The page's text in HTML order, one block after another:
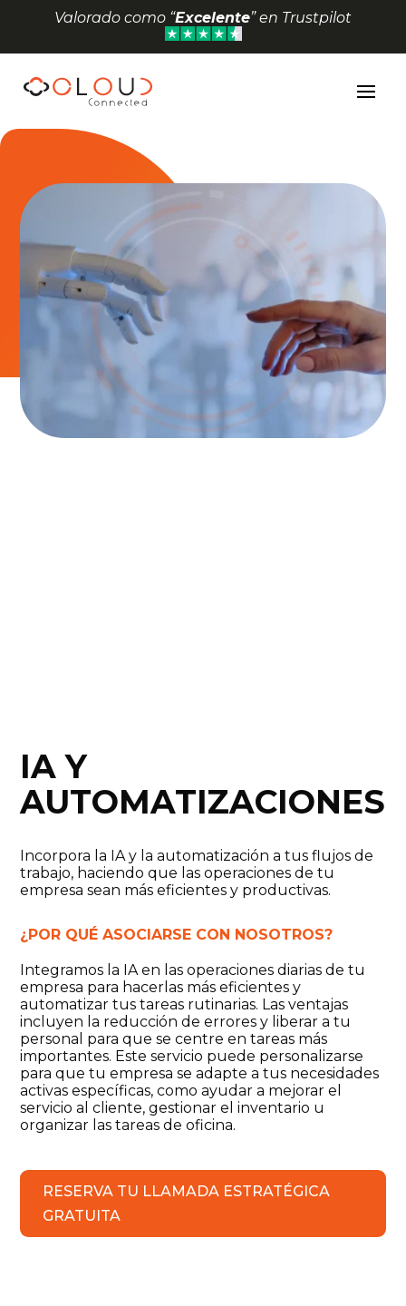
Valorado como “Excelente” en Trustpilot
IA Y
AUTOMATIZACIONES
Incorpora la IA y la automatización a tus flujos de
trabajo, haciendo que las operaciones de tu
empresa sean más eficientes y productivas.
¿POR QUÉ ASOCIARSE CON NOSOTROS?
Integramos la IA en las operaciones diarias de tu
empresa para hacerlas más eficientes y
automatizar tus tareas rutinarias. Las ventajas
incluyen la reducción de errores y liberar a tu
personal para que se centre en tareas más
importantes. Este servicio puede personalizarse
para que tu empresa se adapte a tus necesidades
activas específicas, como ayudar a mejorar el
servicio al cliente, gestionar el inventario u
organizar las tareas de oficina.
RESERVA TU LLAMADA ESTRATÉGICA
GRATUITA